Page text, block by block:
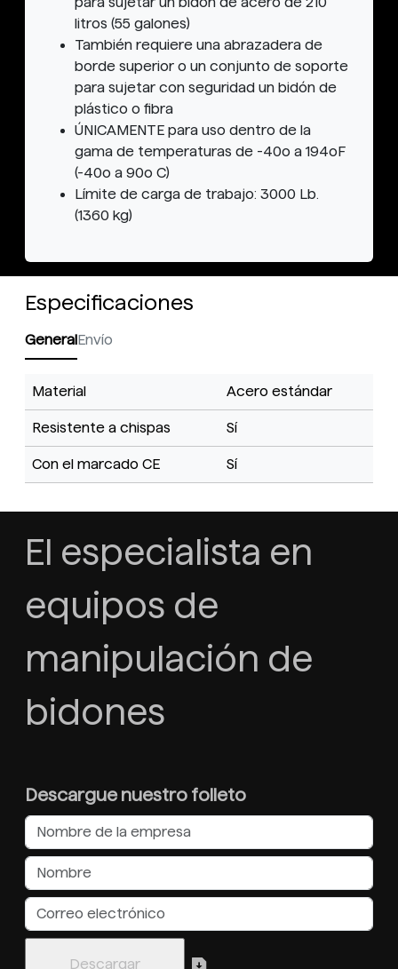
litros (55 galones)
También requiere una abrazadera de
borde superior o un conjunto de soporte
para sujetar con seguridad un bidón de
plástico o fibra
ÚNICAMENTE para uso dentro de la
gama de temperaturas de -40o a 194oF
(-40o a 90o C)
Límite de carga de trabajo: 3000 Lb.
(1360 kg)
Especificaciones
GeneralEnvío
Material Acero estándar
Resistente a chispas Sí
Con el marcado CE Sí
El especialista en
equipos de
manipulación de
bidones
Descargue nuestro folleto